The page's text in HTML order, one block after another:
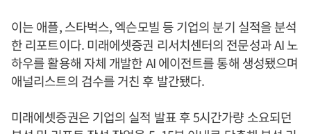
이는 애플, 스타벅스, 엑슨모빌 등 기업의 분기 실적을 분석
한 리포트이다. 미래에셋증권 리서치센터의 전문성과 AI 노
하우를 활용해 자체 개발한 AI 에이전트를 통해 생성됐으며
애널리스트의 검수를 거친 후 발간됐다.
미래에셋증권은 기업의 실적 발표 후 5시간가량 소요되던